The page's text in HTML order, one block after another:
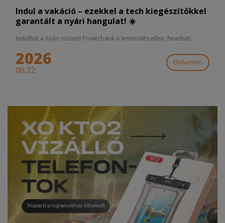
Indul a vakáció – ezekkel a tech kiegészítőkkel
garantált a nyári hangulat! ☀️
Indulhat a nyári szünet! Powerbank a lemerülés ellen, headset...
2026
06.22.
Elolvasom